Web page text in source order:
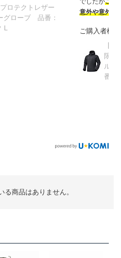
ロテクトレザー
グローブ 品番：
L
意外や意外ス
ご購入者様
限り
ルメ
番：
る商品はありません。